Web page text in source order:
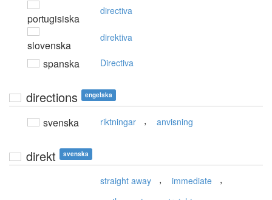
portugisiska
directiva
slovenska
direktiva
spanska Directiva
directions engelska
svenska riktningar , anvisning
direkt svenska
straight away , immediate ,